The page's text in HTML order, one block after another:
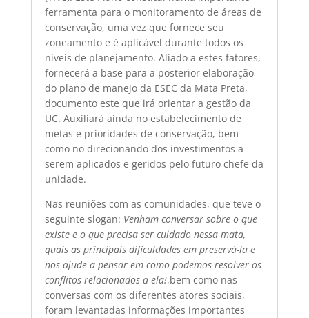
ferramenta para o monitoramento de áreas de
conservação, uma vez que fornece seu
zoneamento e é aplicável durante todos os
níveis de planejamento. Aliado a estes fatores,
fornecerá a base para a posterior elaboração
do plano de manejo da ESEC da Mata Preta,
documento este que irá orientar a gestão da
UC. Auxiliará ainda no estabelecimento de
metas e prioridades de conservação, bem
como no direcionando dos investimentos a
serem aplicados e geridos pelo futuro chefe da
unidade.
Nas reuniões com as comunidades, que teve o
seguinte slogan:  Venham conversar sobre o que
existe e o que precisa ser cuidado nessa mata,
quais as principais dificuldades em preservá-la e
nos ajude a pensar em como podemos resolver os
conflitos relacionados a ela!,bem como nas
conversas com os diferentes atores sociais,
foram levantadas informações importantes